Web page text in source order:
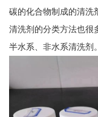
碳的化合物制成的清洗
清洗剂的分类方法也很
半水系、非水系清洗剂。